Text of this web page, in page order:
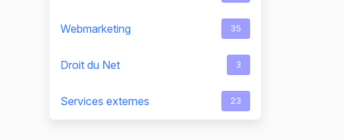
Webmarketing 35
Droit du Net 3
Services externes 23